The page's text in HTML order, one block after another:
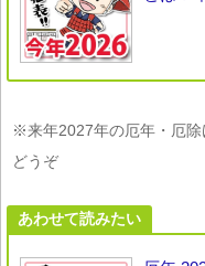
※来年2027年の厄年・厄除
どうぞ
あわせて読みたい